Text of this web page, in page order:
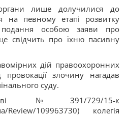
лише долучилися до
на певному етапі розвитку
подання особою заяви про
свідчить про їхню пасивну
дій правоохоронних
злочину нагадав
суду.
№391/729/15-к
Review/109963730) колегія